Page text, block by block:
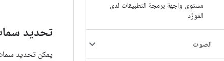
مستوى واجهة برمجة التطبيقات لدى
المورّد
الصوت
تحديد
يمكن تحديد